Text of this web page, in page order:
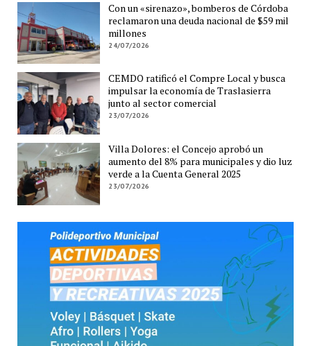
Con un «sirenazo», bomberos de Córdoba
reclamaron una deuda nacional de $59 mil
millones
24/07/2026
CEMDO ratificó el Compre Local y busca
impulsar la economía de Traslasierra
junto al sector comercial
23/07/2026
Villa Dolores: el Concejo aprobó un
aumento del 8% para municipales y dio luz
verde a la Cuenta General 2025
23/07/2026